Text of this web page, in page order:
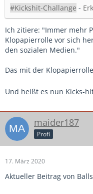
#Kickshit-Challange -
Ich zitiere: "Immer mehr
Klopapierrolle vor sich
den sozialen Medien."
Das mit der
Und heißt es nun Kicks-
maider187
Profi
17. März 2020
Aktueller Beitrag von